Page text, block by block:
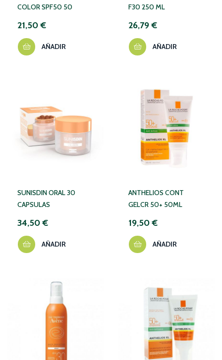
COLOR SPF50 50
21,50 €
AÑADIR
F30 250 ML
26,79 €
AÑADIR
SUNISDIN ORAL 30
CAPSULAS
34,50 €
AÑADIR
ANTHELIOS CONT
GELCR 50+ 50ML
19,50 €
AÑADIR